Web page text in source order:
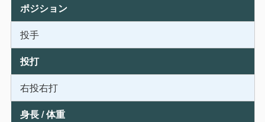
ポジション
投手
投打
右投右打
身長 / 体重